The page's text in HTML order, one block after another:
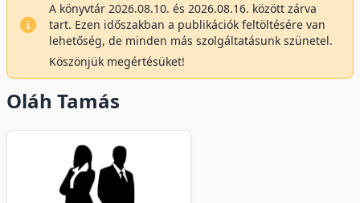
A könyvtár 2026.08.10. és 2026.08.16. között zárva
tart. Ezen időszakban a publikációk feltöltésére van
lehetőség, de minden más szolgáltatásunk szünetel.
Köszönjük megértésüket!
Oláh Tamás